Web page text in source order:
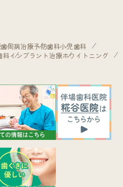
歯周病治療予防歯科小児歯科
科インプラント治療ホワイトニング